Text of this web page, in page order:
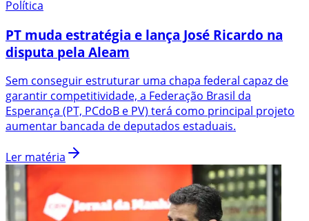
Política
PT muda estratégia e lança José Ricardo na
disputa pela Aleam
Sem conseguir estruturar uma chapa federal capaz de
garantir competitividade, a Federação Brasil da
Esperança (PT, PCdoB e PV) terá como principal projeto
aumentar bancada de deputados estaduais.
Ler matéria